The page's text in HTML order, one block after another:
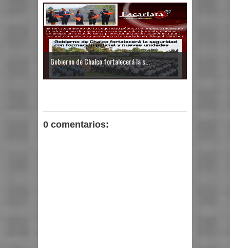
Gobierno de Chalco fortalecerá la s...
0 comentarios: